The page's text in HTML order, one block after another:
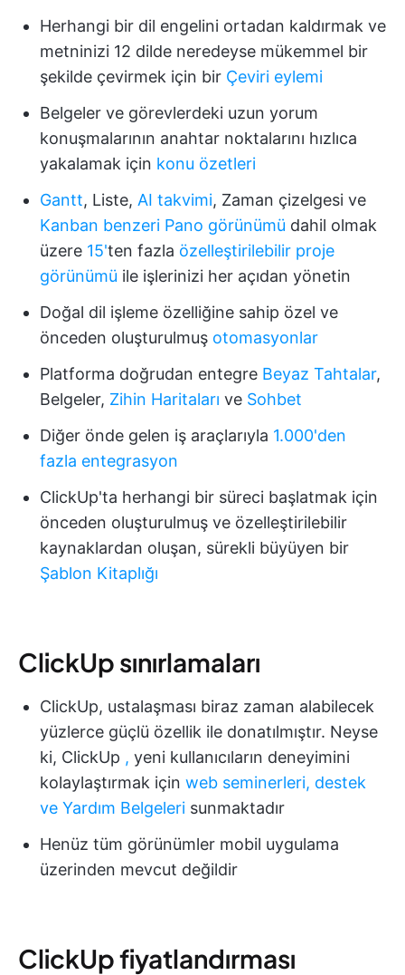
Herhangi bir dil engelini ortadan kaldırmak ve
metninizi 12 dilde neredeyse mükemmel bir
şekilde çevirmek için bir Çeviri eylemi
Belgeler ve görevlerdeki uzun yorum
konuşmalarının anahtar noktalarını hızlıca
yakalamak için konu özetleri
Gantt, Liste, AI takvimi, Zaman çizelgesi ve
Kanban benzeri Pano görünümü dahil olmak
üzere 15'ten fazla özelleştirilebilir proje
görünümü ile işlerinizi her açıdan yönetin
Doğal dil işleme özelliğine sahip özel ve
önceden oluşturulmuş otomasyonlar
Platforma doğrudan entegre Beyaz Tahtalar,
Belgeler, Zihin Haritaları ve Sohbet
Diğer önde gelen iş araçlarıyla 1.000'den
fazla entegrasyon
ClickUp'ta herhangi bir süreci başlatmak için
önceden oluşturulmuş ve özelleştirilebilir
kaynaklardan oluşan, sürekli büyüyen bir
Şablon Kitaplığı
ClickUp sınırlamaları
ClickUp, ustalaşması biraz zaman alabilecek
yüzlerce güçlü özellik ile donatılmıştır. Neyse
ki, ClickUp , yeni kullanıcıların deneyimini
kolaylaştırmak için web seminerleri, destek
ve Yardım Belgeleri sunmaktadır
Henüz tüm görünümler mobil uygulama
üzerinden mevcut değildir
ClickUp fiyatlandırması